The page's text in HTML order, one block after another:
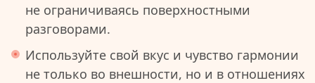
не ограничиваясь поверхностными
разговорами.
Используйте свой вкус и чувство гармонии
не только во внешности, но и в отношениях